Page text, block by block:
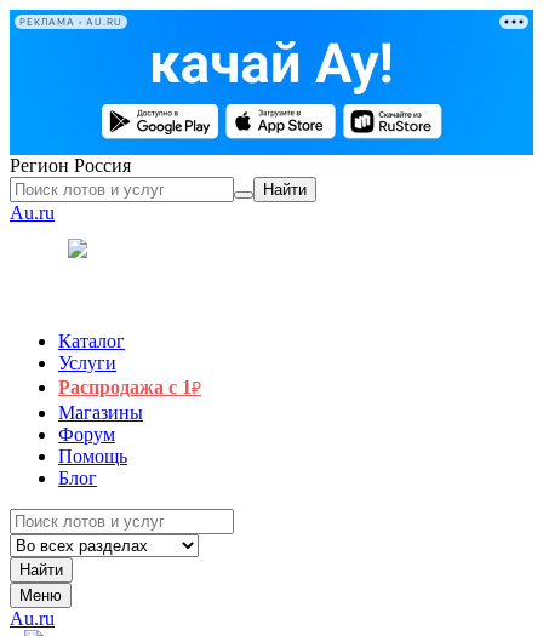
РЕКЛАМА • AU.RU
Регион Россия
Найти
Au.ru
Каталог
Услуги
Распродажа с 1₽
Магазины
Форум
Помощь
Блог
Найти
Меню
Au.ru